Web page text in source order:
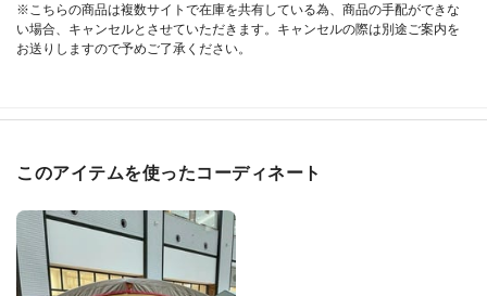
※こちらの商品は複数サイトで在庫を共有している為、商品の手配ができな
い場合、キャンセルとさせていただきます。キャンセルの際は別途ご案内を
お送りしますので予めご了承ください。
このアイテムを使ったコーディネート